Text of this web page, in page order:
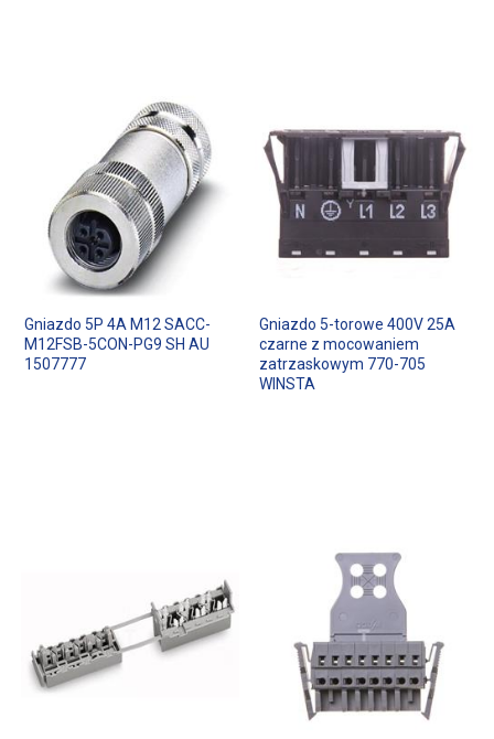
Gniazdo 5P 4A M12 SACC-
M12FSB-5CON-PG9 SH AU
1507777
Gniazdo 5-torowe 400V 25A
czarne z mocowaniem
zatrzaskowym 770-705
WINSTA